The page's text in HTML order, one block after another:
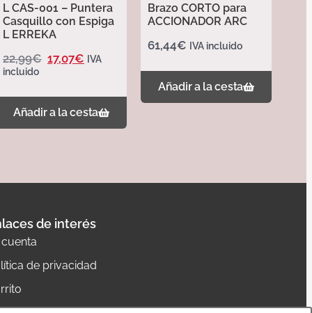
L CAS-001 – Puntera
Casquillo con Espiga
L ERREKA
22,99€ 17,07€ IVA
incluido
Añadir a la cesta
Brazo CORTO para
ACCIONADOR ARC
61,44€ IVA incluido
Añadir a la cesta
de interés
cuenta
de privacidad